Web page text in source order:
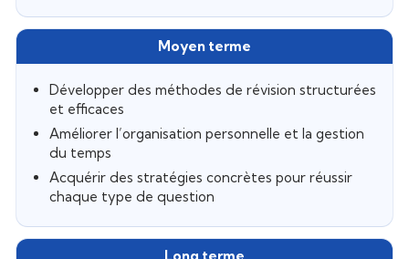
Développer des méthodes de révision structurées
et efficaces
Améliorer l’organisation personnelle et la gestion
du temps
Acquérir des stratégies concrètes pour réussir
chaque type de question